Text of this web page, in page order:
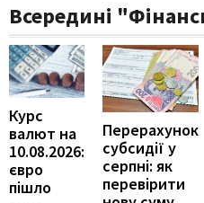
Всередині
Курс
валют на
10.08.2026:
євро
пішло
Перерахунок
субсидії у
серпні: як
перевірити